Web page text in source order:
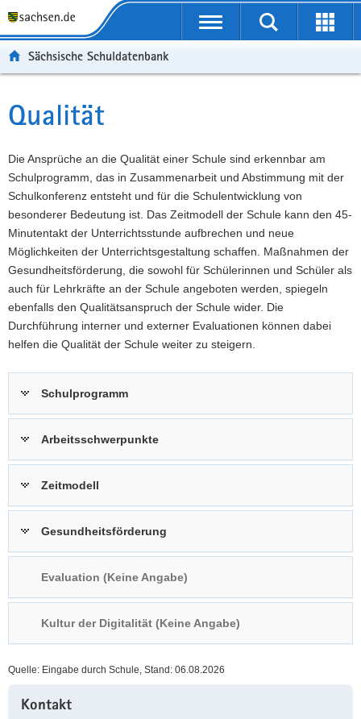
t
ü
e
r
g
r
e
i
f
e
n
d
e
i
g
o
n
r
l
a
v
i
g
a
t
i
o
n
a
t
n
h
a
l
t
W
t
r
e
I
n
f
o
r
m
a
t
i
r
i
c
e
Portalübergreifende
Suche
Sächsische Schuldatenbank
Hauptinhalt
Qualität
Die Ansprüche an die Qualität einer Schule sind erkennbar am
Schulprogramm, das in Zusammenarbeit und Abstimmung mit der
Schulkonferenz entsteht und für die Schulentwicklung von
besonderer Bedeutung ist. Das Zeitmodell der Schule kann den 45-
Minutentakt der Unterrichtsstunde aufbrechen und neue
Möglichkeiten der Unterrichtsgestaltung schaffen. Maßnahmen der
Gesundheitsförderung, die sowohl für Schülerinnen und Schüler als
auch für Lehrkräfte an der Schule angeboten werden, spiegeln
ebenfalls den Qualitätsanspruch der Schule wider. Die
Durchführung interner und externer Evaluationen können dabei
helfen die Qualität der Schule weiter zu steigern.
Schulprogramm
Arbeitsschwerpunkte
Zeitmodell
Gesundheitsförderung
Evaluation (Keine Angabe)
Kultur der Digitalität (Keine Angabe)
Quelle: Eingabe durch Schule, Stand: 06.08.2026
Information
Kontakt